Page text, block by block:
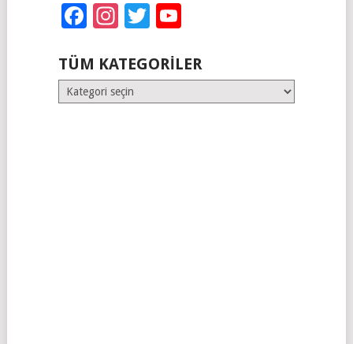
Facebook
Instagram
Twitter
TÜM KATEGORILER
Tüm
Kategoriler